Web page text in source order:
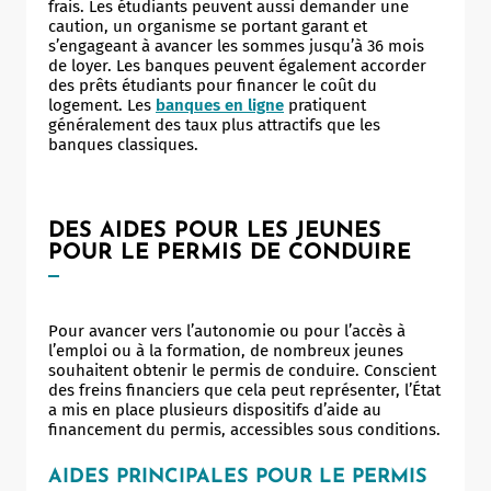
frais. Les étudiants peuvent aussi demander une
caution, un organisme se portant garant et
s’engageant à avancer les sommes jusqu’à 36 mois
de loyer. Les banques peuvent également accorder
des prêts étudiants pour financer le coût du
logement. Les banques en ligne pratiquent
généralement des taux plus attractifs que les
banques classiques.
DES AIDES POUR LES JEUNES
POUR LE PERMIS DE CONDUIRE
Pour avancer vers l’autonomie ou pour l’accès à
l’emploi ou à la formation, de nombreux jeunes
souhaitent obtenir le permis de conduire. Conscient
des freins financiers que cela peut représenter, l’État
a mis en place plusieurs dispositifs d’aide au
financement du permis, accessibles sous conditions.
AIDES PRINCIPALES POUR LE PERMIS